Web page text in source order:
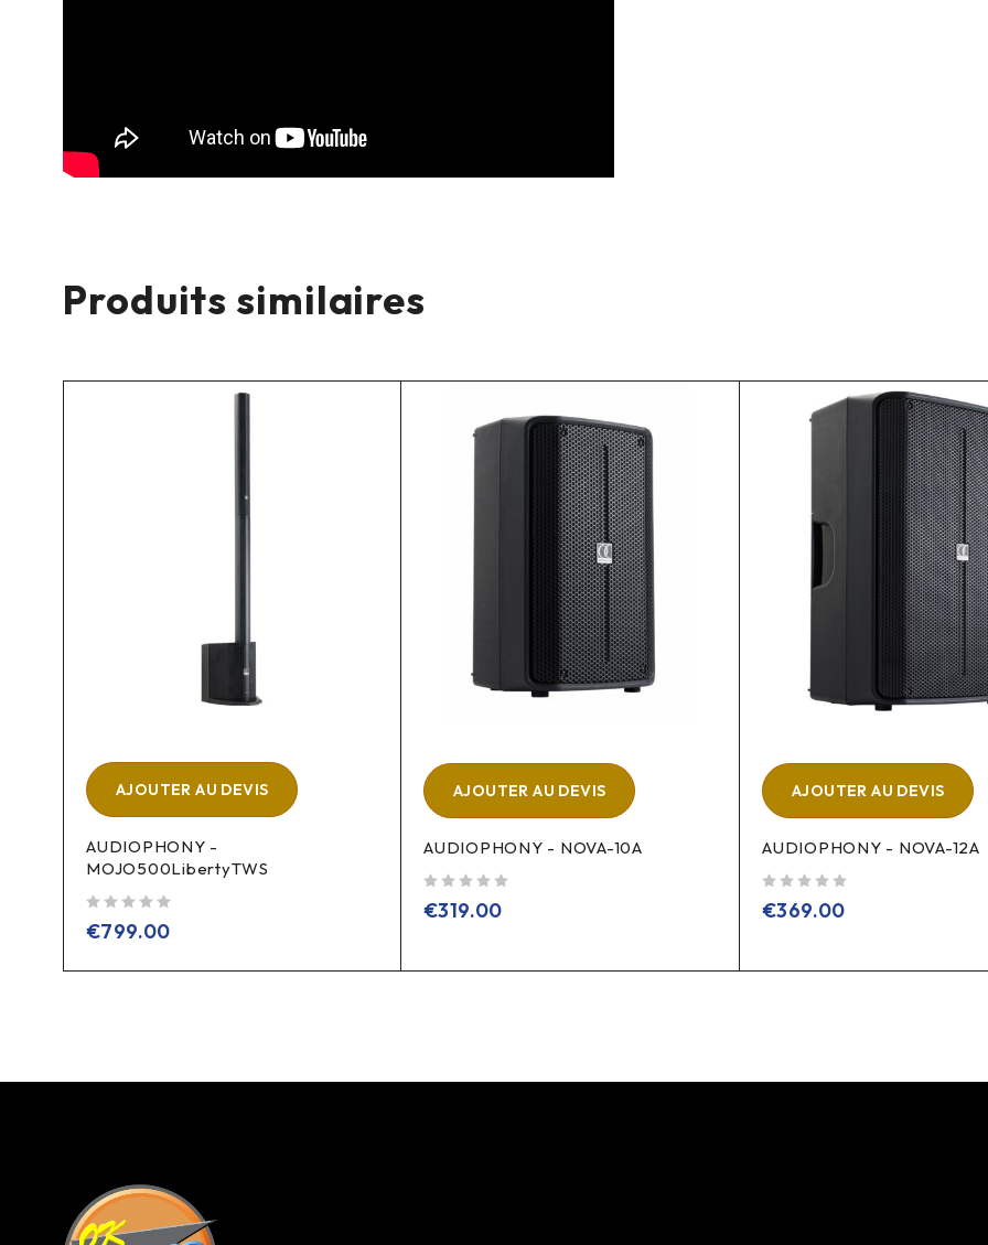
Produits similaires
AJOUTER AU DEVIS
AUDIOPHONY -
MOJO500LibertyTWS
€799.00
AJOUTER AU DEVIS
AUDIOPHONY - NOVA-10A
€319.00
AJOUTER AU DEVIS
AUDIOPHONY - NOVA-12A
€369.00